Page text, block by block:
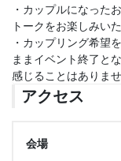
・カップルになった
トークをお楽しみい
・カップリング希望
ままイベント終了と
感じることはありませ
アクセス
会場